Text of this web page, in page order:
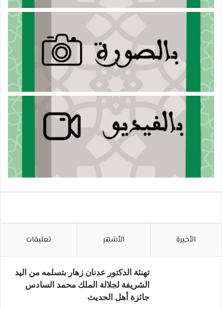
الأخيرة الأشهر تعليقات
تهنئة الدكتور عدنان زهار بتسلمه من اليد
الشريفة لجلالة الملك محمد السادس
جائزة أهل الحديث